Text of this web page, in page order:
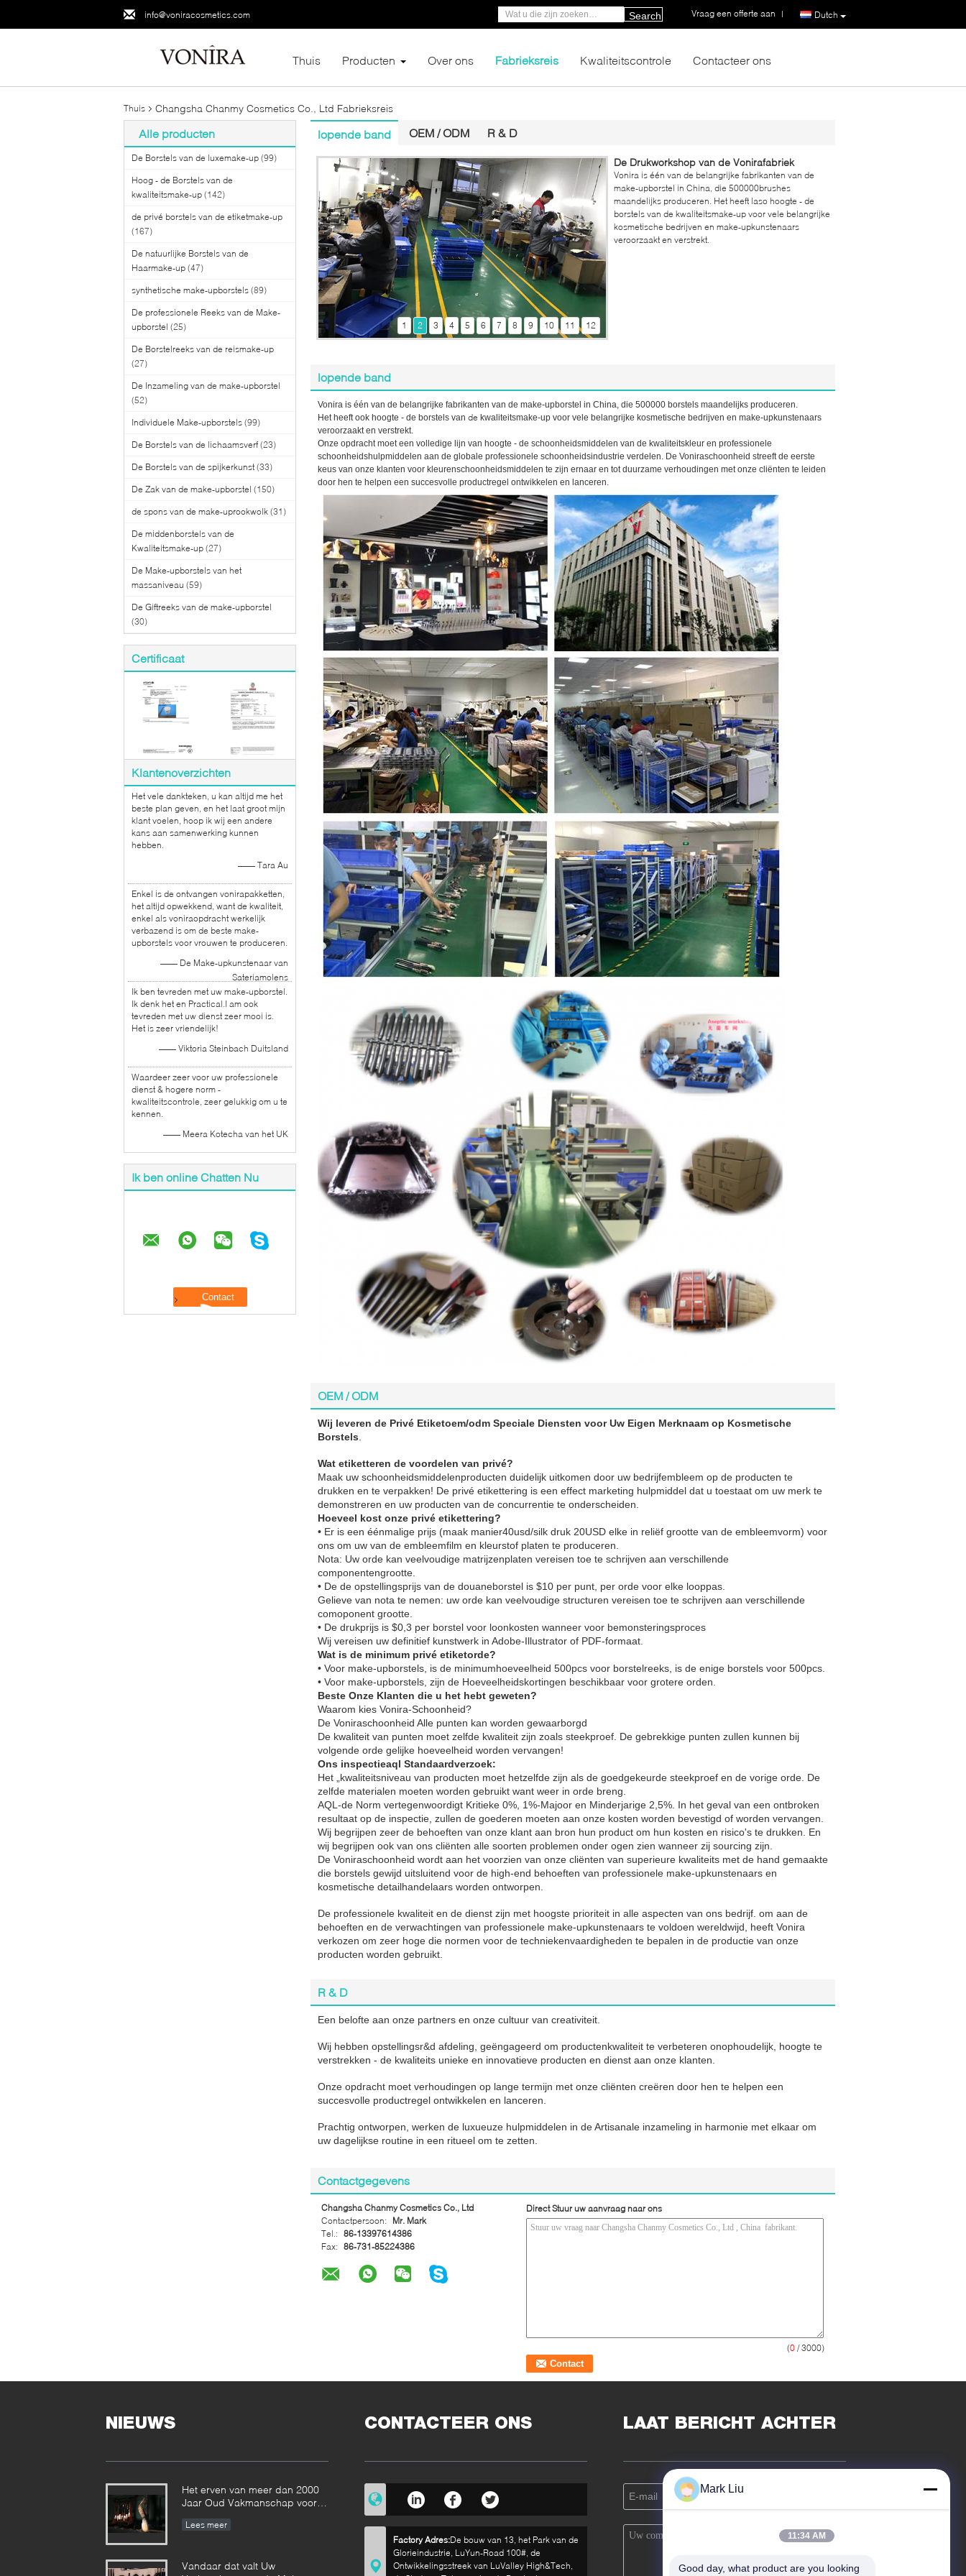
info@voniracosmetics.com Dutch
Vraag een offerte aan |
Search
Thuis Producten Over ons Fabrieksreis Kwaliteitscontrole Contacteer ons
Thuis Changsha Chanmy Cosmetics Co., Ltd Fabrieksreis
Alle producten
De Borstels van de luxemake-up (99)
Hoog - de Borstels van de
kwaliteitsmake-up (142)
de privé borstels van de etiketmake-up
(167)
De natuurlijke Borstels van de
Haarmake-up (47)
synthetische make-upborstels (89)
De professionele Reeks van de Make-
upborstel (25)
De Borstelreeks van de reismake-up
(27)
De Inzameling van de make-upborstel
(52)
Individuele Make-upborstels (99)
De Borstels van de lichaamsverf (23)
De Borstels van de spijkerkunst (33)
De Zak van de make-upborstel (150)
de spons van de make-uprookwolk (31)
De middenborstels van de
Kwaliteitsmake-up (27)
De Make-upborstels van het
massaniveau (59)
De Giftreeks van de make-upborstel
(30)
Certificaat
Klantenoverzichten
Het vele dankteken, u kan altijd me het
beste plan geven, en het laat groot mijn
klant voelen, hoop ik wij een andere
kans aan samenwerking kunnen
hebben.
—— Tara Au
Enkel is de ontvangen vonirapakketten,
het altijd opwekkend, want de kwaliteit,
enkel als voniraopdracht werkelijk
verbazend is om de beste make-
upborstels voor vrouwen te produceren.
—— De Make-upkunstenaar van
Sateriamolens
Ik ben tevreden met uw make-upborstel.
Ik denk het en Practical.I am ook
tevreden met uw dienst zeer mooi is.
Het is zeer vriendelijk!
—— Viktoria Steinbach Duitsland
Waardeer zeer voor uw professionele
dienst & hogere norm -
kwaliteitscontrole, zeer gelukkig om u te
kennen.
—— Meera Kotecha van het UK
Ik ben online Chatten Nu
lopende band OEM / ODM R & D
1 2 3 4 5 6 7 8 9 10 11
12
De Verpakkingsworkshop van de Vonirafabriek
Het Haar Materieel Pakhuis van de Vonirafabriek
Het Handvatworkshop van de Vonirafabriek
De Borstel die van de de Fabrieksmake-up van de Voniraborstel
Overzicht maken
De Borstel die van de de Fabrieksmake-up van de Voniraborstel
Overzicht maken
De Borstel die van de de Fabrieksmake-up van de Voniraborstel
De Borstel die van de de Fabrieksmake-up van de Voniraborstel
Overzicht maken
De Borstel die van de de Fabrieksmake-up van de Voniraborstel
Overzicht maken
De Borstel Hoofdworkshop van de Vonirafabriek
Vonira is één van de belangrijke fabrikanten van de
make-upborstel in China, die 500000brushes
maandelijks produceren. Het heeft laso hoogte - de
borstels van de kwaliteitsmake-up voor vele belangrijke
kosmetische bedrijven en make-upkunstenaars
veroorzaakt en verstrekt.
lopende band
Vonira is één van de belangrijke fabrikanten van de make-upborstel in China, die 500000 borstels maandelijks produceren.
Het heeft ook hoogte - de borstels van de kwaliteitsmake-up voor vele belangrijke kosmetische bedrijven en make-upkunstenaars
veroorzaakten verstrekt.
Onze opdracht moet een volledige lijn van hoogte - de schoonheidsmiddelen van de kwaliteitskleur en professionele
schoonheidshulpmiddelen aan de globale professionele schoonheidsindustrie verdelen. De Voniraschoonheid streeft de eerste
keus van onze klanten voor kleurenschoonheidsmiddelen te zijn ernaar en tot duurzame verhoudingen met onze cliënten te leiden
door hen te helpen een succesvolle productregel ontwikkelen en lanceren.
OEM / ODM
Wij leveren de Privé Etiketoem/odm Speciale Diensten voor Uw Eigen Merknaam op Kosmetische
Borstels
Wat etiketteren de voordelen van privé?
Maak uw schoonheidsmiddelenproducten duidelijk uitkomen door uw bedrijfembleem op de producten te
drukken en te verpakken! De privé etikettering is een effect marketing hulpmiddel dat u toestaat om uw merk te
demonstreren en uw producten van de concurrentie te onderscheiden.
Hoeveel kost onze privé etikettering?
• Er is een éénmalige prijs (maak manier40usd/silk druk 20USD elke in reliëf grootte van de embleemvorm) voor
ons om uw van de embleemfilm en kleurstof platen te produceren.
Nota: Uw orde kan veelvoudige matrijzenplaten vereisen toe te schrijven aan verschillende
componentengrootte.
• De de opstellingsprijs van de douaneborstel is $10 per punt, per orde voor elke looppas.
Gelieve van nota te nemen: uw orde kan veelvoudige structuren vereisen toe te schrijven aan verschillende
comoponent grootte.
• De drukprijs is $0,3 per borstel voor loonkosten wanneer voor bemonsteringsproces
Wij vereisen uw definitief kunstwerk in Adobe-Illustrator of PDF-formaat.
Wat is de minimum privé etiketorde?
• Voor make-upborstels, is de minimumhoeveelheid 500pcs voor borstelreeks, is de enige borstels voor 500pcs.
• Voor make-upborstels, zijn de Hoeveelheidskortingen beschikbaar voor grotere orden.
Beste Onze Klanten die u het hebt geweten?
Waarom kies Vonira-Schoonheid?
De Voniraschoonheid Alle punten kan worden gewaarborgd
De kwaliteit van punten moet zelfde kwaliteit zijn zoals steekproef. De gebrekkige punten zullen kunnen bij
volgende orde gelijke hoeveelheid worden vervangen!
Ons inspectieaql Standaardverzoek:
Het „kwaliteitsniveau van producten moet hetzelfde zijn als de goedgekeurde steekproef en de vorige orde. De
zelfde materialen moeten worden gebruikt want weer in orde breng.
AQL-de Norm vertegenwoordigt Kritieke 0%, 1%-Majoor en Minderjarige 2,5%. In het geval van een ontbroken
resultaat op de inspectie, zullen de goederen moeten aan onze kosten worden bevestigd of worden vervangen.
Wij begrijpen zeer de behoeften van onze klant aan bron hun product om hun kosten en risico's te drukken. En
wij begrijpen ook van ons cliënten alle soorten problemen onder ogen zien wanneer zij sourcing zijn.
De Voniraschoonheid wordt aan het voorzien van onze cliënten van superieure kwaliteits met de hand gemaakte
die borstels gewijd uitsluitend voor de high-end behoeften van professionele make-upkunstenaars en
kosmetische detailhandelaars worden ontworpen.
De professionele kwaliteit en de dienst zijn met hoogste prioriteit in alle aspecten van ons bedrijf. om aan de
behoeften en de verwachtingen van professionele make-upkunstenaars te voldoen wereldwijd, heeft Vonira
verkozen om zeer hoge die normen voor de techniekenvaardigheden te bepalen in de productie van onze
producten worden gebruikt.
R & D
Een belofte aan onze partners en onze cultuur van creativiteit.
Wij hebben opstellingsr&d afdeling, geëngageerd om productenkwaliteit te verbeteren onophoudelijk, hoogte te
verstrekken - de kwaliteits unieke en innovatieve producten en dienst aan onze klanten.
Onze opdracht moet verhoudingen op lange termijn met onze cliënten creëren door hen te helpen een
succesvolle productregel ontwikkelen en lanceren.
Prachtig ontworpen, werken de luxueuze hulpmiddelen in de Artisanale inzameling in harmonie met elkaar om
uw dagelijkse routine in een ritueel om te zetten.
Contactgegevens
Changsha Chanmy Cosmetics Co., Ltd
Contactpersoon:
Mr. Mark
Tel.: 86-13397614386
Fax: 86-731-85224386
Direct Stuur uw aanvraag naar ons
(0 / 3000)
NIEUWS
Het erven van meer dan 2000
Jaar Oud Vakmanschap voor
de Provincie van Hunan
Lees meer
Vandaar dat valt Uw
CONTACTEER ONS
Factory Adres:De bouw van 13, het Park van de
Glorieindustrie, LuYun-Road 100#, de
Ontwikkelingsstreek van LuValley High&Tech,
LAAT BERICHT ACHTER
Mark Liu
11:34 AM
Good day, what product are you looking